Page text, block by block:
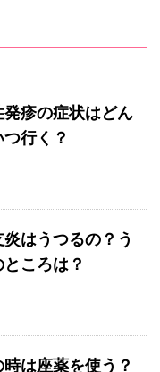
疹の症状はどん
行く？
はうつるの？う
ころは？
は座薬を使う？